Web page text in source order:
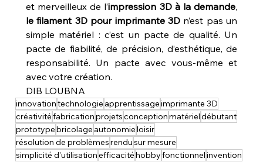
et merveilleux de l’impression 3D à la demande
le filament 3D pour imprimante 3D n’est pas un
simple matériel : c’est un pacte de qualité. Un
pacte de fiabilité, de précision, d’esthétique, de
responsabilité. Un pacte avec vous-même et
avec votre création.
DIB LOUBNA
innovationtechnologie apprentissageimprimante 3D
créativitéfabricationprojetsconceptionmatérieldébutant
prototypebricolage autonomieloisir
résolution de problèmesrendusur mesure
simplicité d'utilisationefficacitéhobbyfonctionnelinvention